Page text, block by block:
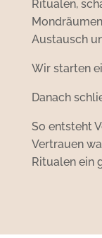
Ritualen,
Austausch
Wir starten
Danach
So entsteht
Vertrauen
Ritualen ein